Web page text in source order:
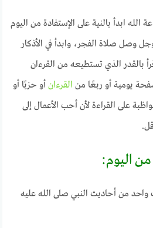
الله ابدأ بالنية على الإستفادة من اليوم
وصل صلاة الفجر، وابدأ في الأذكار
بالقدر الذي تستطيعه من القرءان
يومية أو ربعًا من القرءان أو حزبًا أو
على القراءة لأن أحب الأعمال إلى
من اليوم:
من أحاديث النبي صلى الله عليه